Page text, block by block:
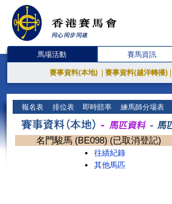
馬場活動 賽馬資訊
賽事資料(本地) 賽事資料(越洋轉播)
報名表 排位表 即時賠率 練馬師分場表
名門駿馬 (BE098) (已取消登記)
往績紀錄
其他馬匹